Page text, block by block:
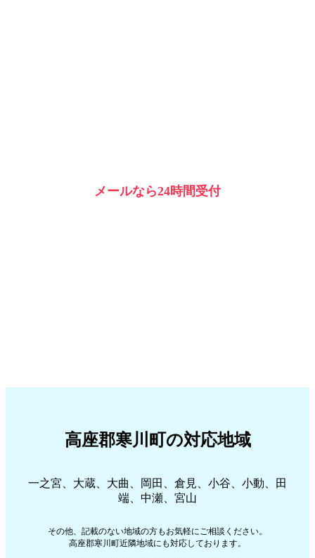
メールなら24時間受付
高座郡寒川町の対応地域
一之宮、大蔵、大曲、岡田、倉見、小谷、小動、田
端、中瀬、宮山
その他、記載のない地域の方もお気軽にご相談ください。
高座郡寒川町近隣地域にも対応しております。